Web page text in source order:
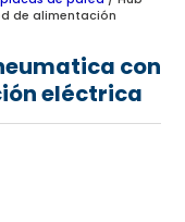
de alimentación
con
eléctrica